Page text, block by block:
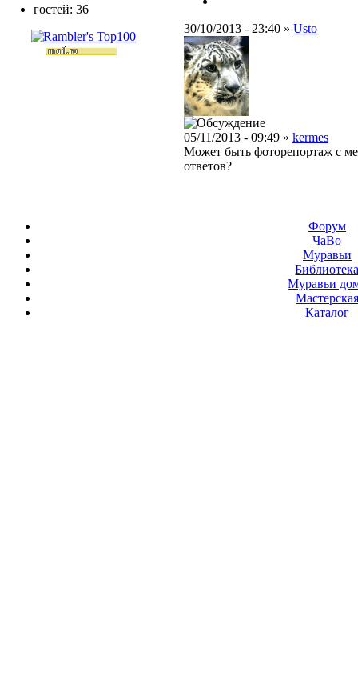
30/10/2013 - 23:40 » Usto
05/11/2013 - 09:49 » kermes
Может быть фоторепортаж с
ответов?
гостей: 36
Форум
ЧаВо
Муравьи
Муравьи
Мастерская
Каталог